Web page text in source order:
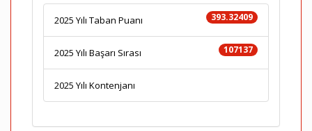
393.32409
2025 Yılı Taban Puanı
107137
2025 Yılı Başarı Sırası
2025 Yılı Kontenjanı